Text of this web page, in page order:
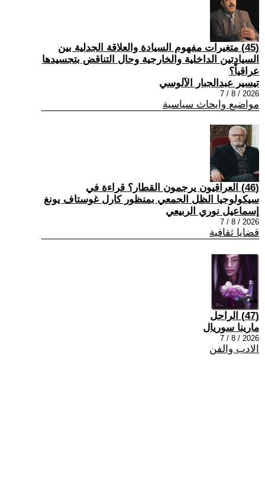
(45) متغيرات مفهوم السيادة والعلاقة الجدلية بين
السيادتين الداخلية والخارجية وحال التناقض بتجسيدها
عراقياً؟
تيسير عبدالجبار الآلوسي
2026 / 8 / 7
مواضيع وابحاث سياسية
(46) العراقيون يرجمون القطار؟ قراءة في
سيكولوجيا الظل الجمعي بمنظور كارل غوستاف يونغ
إسماعيل نوري الربيعي
2026 / 8 / 7
قضايا ثقافية
(47) الراحل
مارينا سوريال
2026 / 8 / 7
الادب والفن